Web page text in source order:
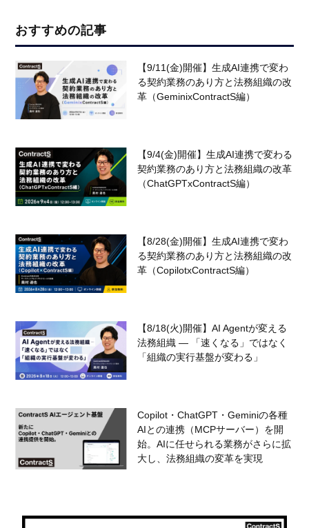
おすすめの記事
【9/11(金)開催】生成AI連携で変わ
る契約業務のあり方と法務組織の改
革（GeminixContractS編）
【9/4(金)開催】生成AI連携で変わる
契約業務のあり方と法務組織の改革
（ChatGPTxContractS編）
【8/28(金)開催】生成AI連携で変わ
る契約業務のあり方と法務組織の改
革（CopilotxContractS編）
【8/18(火)開催】AI Agentが変える
法務組織 — 「速くなる」ではなく
「組織の実行基盤が変わる」
Copilot・ChatGPT・Geminiの各種
AIとの連携（MCPサーバー）を開
始。AIに任せられる業務がさらに拡
大し、法務組織の変革を実現